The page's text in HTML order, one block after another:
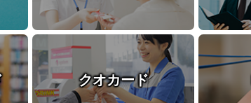
クオカード